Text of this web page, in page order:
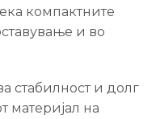
компактните
и во
стабилност и долг
материјал на